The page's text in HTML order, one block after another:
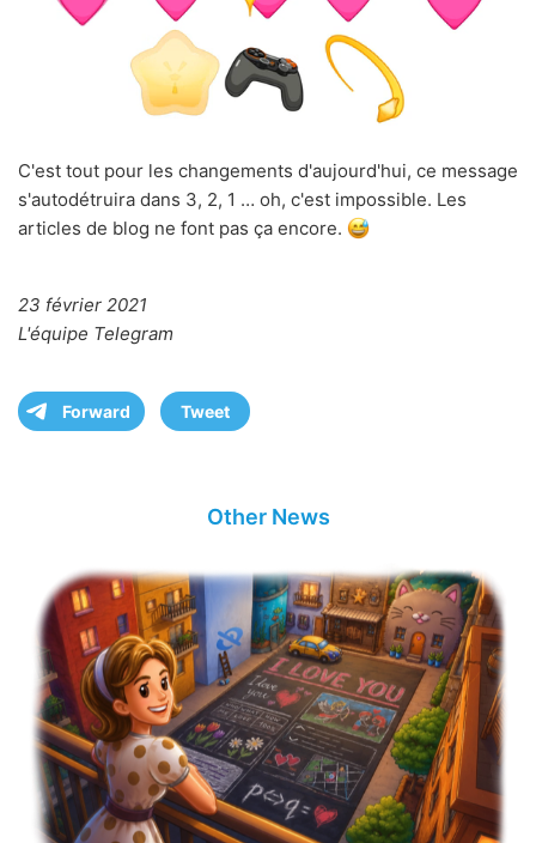
C'est tout pour les changements d'aujourd'hui, ce message
s'autodétruira dans 3, 2, 1 … oh, c'est impossible. Les
articles de blog ne font pas ça encore.
23 février 2021
L'équipe Telegram
Forward Tweet
Other News